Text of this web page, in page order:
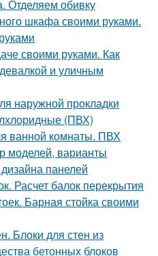
Отделяем обивку
шкафа своими руками.
своими руками. Как
и уличным
наружной прокладки
(ПВХ)
ванной комнаты. ПВХ
моделей, варианты
панелей
Расчет балок перекрытия
Барная стойка своими
Блоки для стен из
бетонных блоков